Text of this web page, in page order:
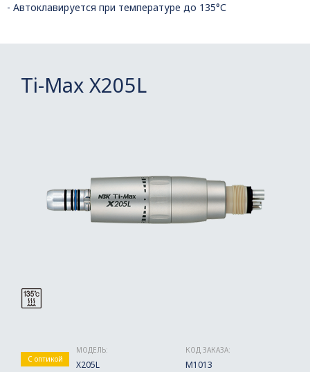
- Автоклавируется при температуре до 135°С
Ti-Max X205L
С оптикой
МОДЕЛЬ:
X205L
КОД ЗАКАЗА:
M1013